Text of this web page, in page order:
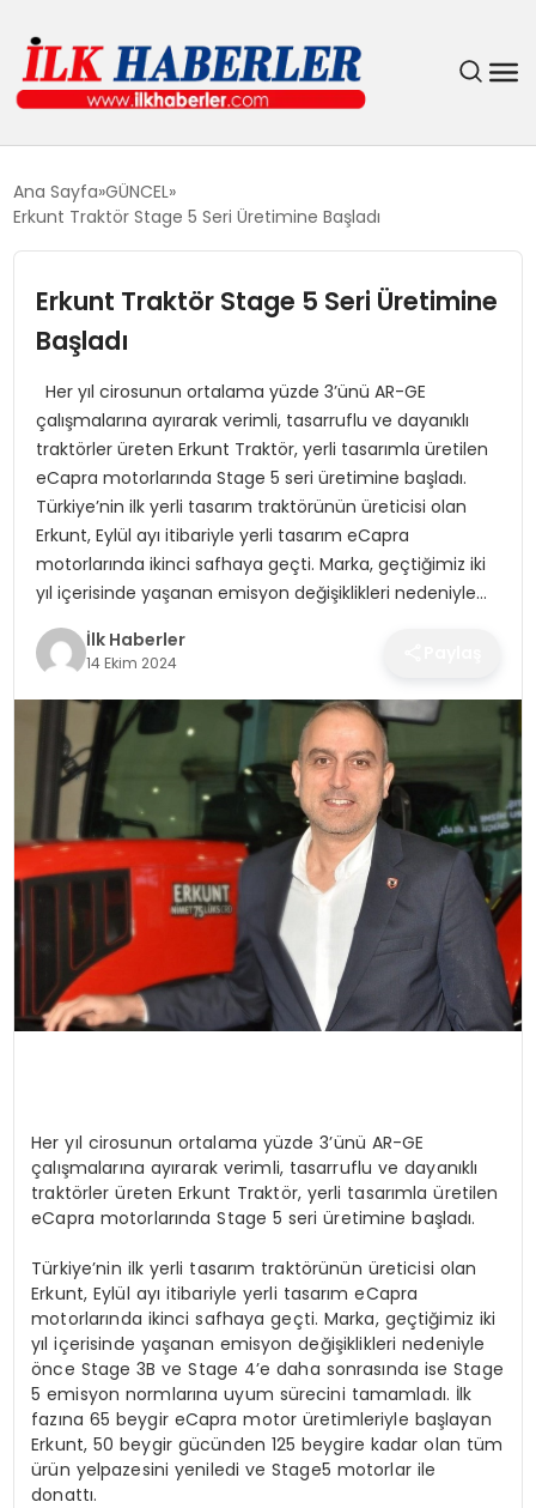
EKONOMI
GÜNDEM
MAGAZIN
SIYASET
SPOR
Ana Sayfa GÜNCEL
Erkunt Traktör Stage 5 Seri Üretimine Başladı
Erkunt Traktör Stage 5 Seri Üretimine
Başladı
Her yıl cirosunun ortalama yüzde 3’ünü AR-GE
çalışmalarına ayırarak verimli, tasarruflu ve dayanıklı
traktörler üreten Erkunt Traktör, yerli tasarımla üretilen
eCapra motorlarında Stage 5 seri üretimine başladı.
Türkiye’nin ilk yerli tasarım traktörünün üreticisi olan
Erkunt, Eylül ayı itibariyle yerli tasarım eCapra
motorlarında ikinci safhaya geçti. Marka, geçtiğimiz iki
yıl içerisinde yaşanan emisyon değişiklikleri nedeniyle…
İlk Haberler
14 Ekim 2024
Her yıl cirosunun ortalama yüzde 3’ünü AR-GE
çalışmalarına ayırarak verimli, tasarruflu ve dayanıklı
traktörler üreten Erkunt Traktör, yerli tasarımla üretilen
eCapra motorlarında Stage 5 seri üretimine başladı.
Türkiye’nin ilk yerli tasarım traktörünün üreticisi olan
Erkunt, Eylül ayı itibariyle yerli tasarım eCapra
motorlarında ikinci safhaya geçti. Marka, geçtiğimiz iki
yıl içerisinde yaşanan emisyon değişiklikleri nedeniyle
önce Stage 3B ve Stage 4’e daha sonrasında ise Stage
5 emisyon normlarına uyum sürecini tamamladı. İlk
fazına 65 beygir eCapra motor üretimleriyle başlayan
Erkunt, 50 beygir gücünden 125 beygire kadar olan tüm
ürün yelpazesini yeniledi ve Stage5 motorlar ile
donattı.